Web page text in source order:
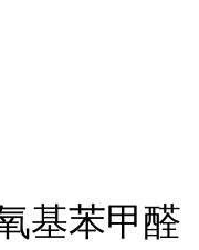
基苯甲醛